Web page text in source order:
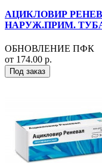
АЦИКЛОВИР
НАРУЖ.ПРИМ.
ОБНОВЛЕНИЕ ПФК
от 174.00 р.
Под заказ